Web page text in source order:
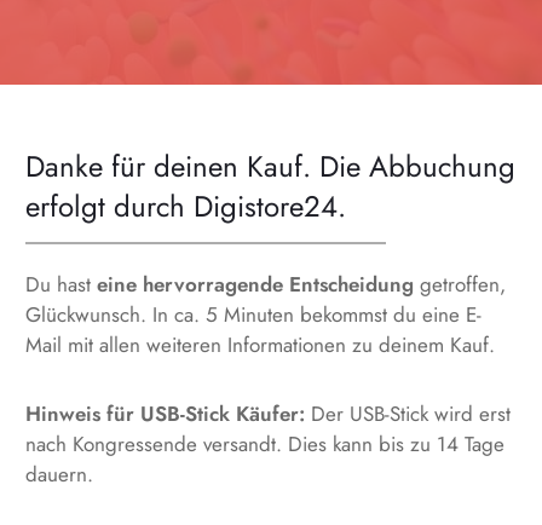
Danke für deinen Kauf. Die Abbuchung
erfolgt durch Digistore24.
Du hast eine hervorragende Entscheidung getroffen,
Glückwunsch. In ca. 5 Minuten bekommst du eine E-
Mail mit allen weiteren Informationen zu deinem Kauf.
Hinweis für USB-Stick Käufer: Der USB-Stick wird erst
nach Kongressende versandt. Dies kann bis zu 14 Tage
dauern.